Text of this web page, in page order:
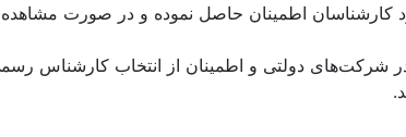
کارشناسان اطمینان حاصل نموده و در صورت
شرکت‌های دولتی و اطمینان از انتخاب کارشناس